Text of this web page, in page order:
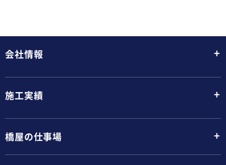
会社情報 +
施工実績 +
橋屋の仕事場 +